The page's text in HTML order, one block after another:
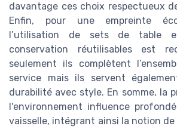
davantage ces choix respectueux
Enfin, pour une empreinte
l’utilisation de sets de table
conservation réutilisables est
seulement ils complètent
service mais ils servent
durabilité avec style. En somme, la
l'environnement influence
vaisselle, intégrant ainsi la notion